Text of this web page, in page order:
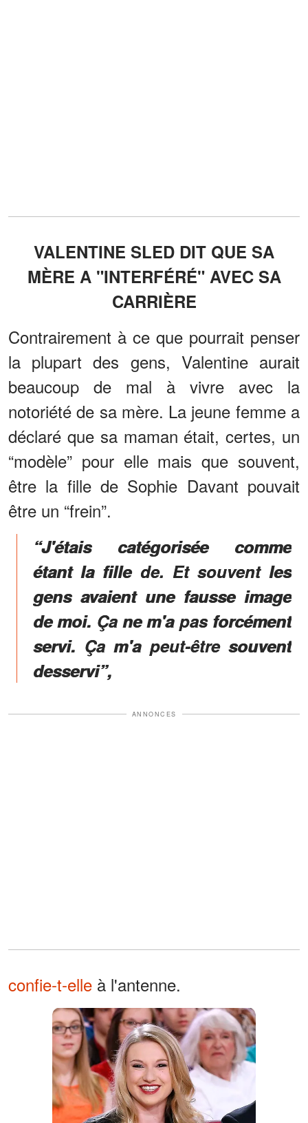
VALENTINE SLED DIT QUE SA
MÈRE A "INTERFÉRÉ" AVEC SA
CARRIÈRE
Contrairement à ce que pourrait penser
la plupart des gens, Valentine aurait
beaucoup de mal à vivre avec la
notoriété de sa mère. La jeune femme a
déclaré que sa maman était, certes, un
“modèle” pour elle mais que souvent,
être la fille de Sophie Davant pouvait
être un “frein”.
“J'étais catégorisée comme
étant la fille de. Et souvent les
gens avaient une fausse image
de moi. Ça ne m'a pas forcément
servi. Ça m'a peut-être souvent
desservi”,
ANNONCES
confie-t-elle à l'antenne.